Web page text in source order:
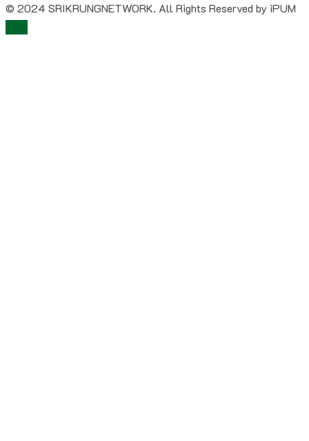
© 2024 SRIKRUNGNETWORK. All Rights Reserved by iPUM